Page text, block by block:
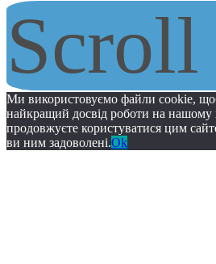
Ми використовуємо файли cookie,
найкращий досвід роботи на нашому
продовжуєте користуватися цим
ви ним задоволені.Ok